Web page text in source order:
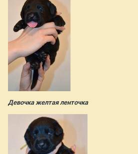
Девочка желтая ленточка